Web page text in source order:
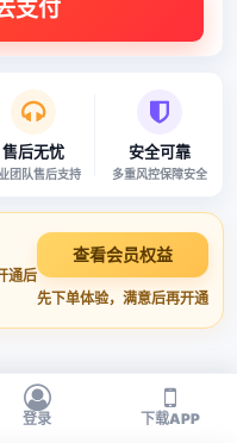
售后无忧
团队售后支持
安全可靠
多重风控保障安全
通后
查看会员权益
先下单体验，满意后再开通
登录 下载APP